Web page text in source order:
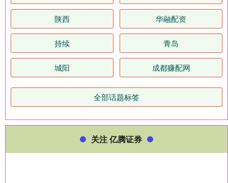
陕西 华融配资
持续 青岛
城阳 成都赚配网
全部话题标签
关注 亿腾证券